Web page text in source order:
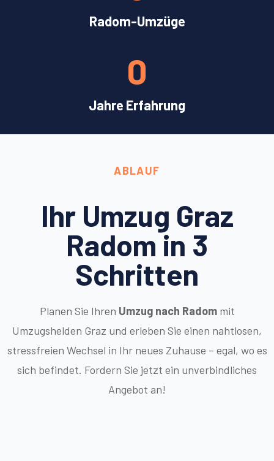
Radom-Umzüge
Jahre Erfahrung
0
ABLAUF
Ihr Umzug Graz
Radom in 3
Schritten
Planen Sie Ihren Umzug nach Radommit
Umzugshelden Graz und erleben Sie einen nahtlosen,
stressfreien Wechsel in Ihr neues Zuhause – egal, wo es
sich befindet. Fordern Sie jetzt ein unverbindliches
Angebot an!